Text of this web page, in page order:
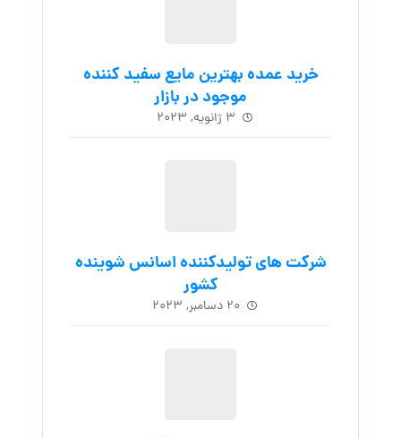
خرید عمده بهترین مایع سفید کننده
موجود در بازار
۳ ژانویه, ۲۰۲۳
شرکت های تولیدکننده اسانس شوینده
کشور
۲۰ دسامبر, ۲۰۲۳